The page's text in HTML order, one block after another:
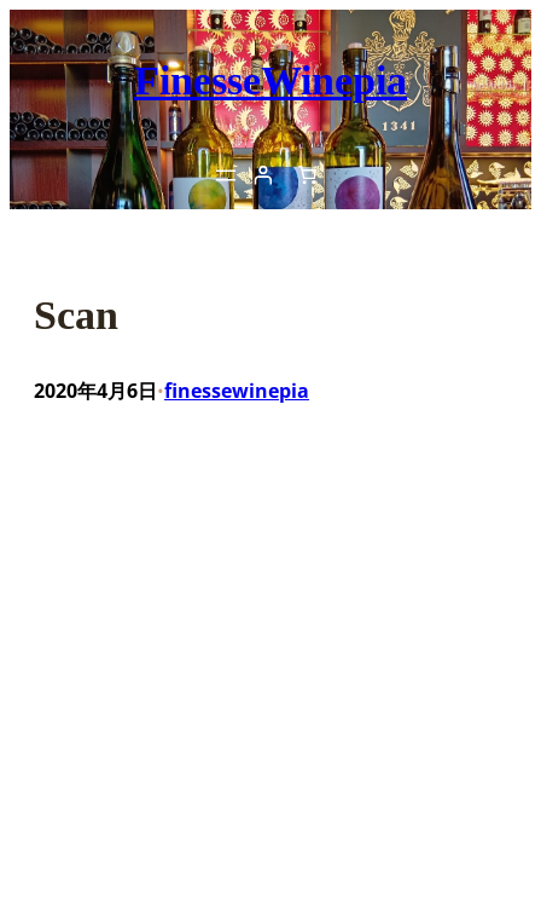
内
容
を
ス
キ
ッ
プ
FinesseWinepia
Scan
2020年4月6日•finessewinepia